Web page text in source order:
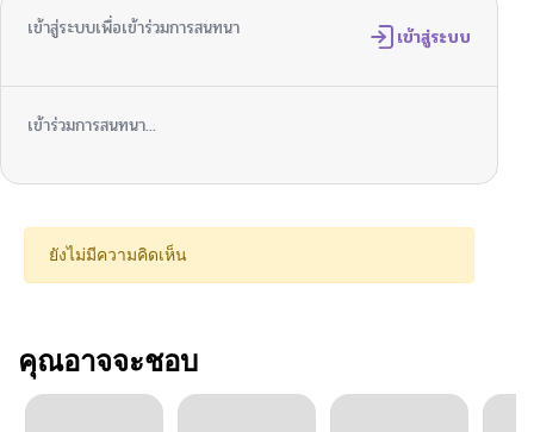
เข้าสู่ระบบเพื่อเข้าร่วมการสนทนา เข้าสู่ระบบ
เข้าร่วมการสนทนา...
ยังไม่มีความคิดเห็น
คุณอาจจะชอบ